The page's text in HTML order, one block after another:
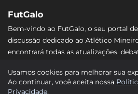
FutGalo
Bem-vindo ao FutGalo, o seu portal
discussão dedicado ao Atlético
encontrará todas as atualizações,
e junte-se à comunidade alvinegra
internet! #AtléticoMineiro #FutGalo
Usamos cookies para melhorar sua
Ao continuar, você aceita nossa
Privacidade.